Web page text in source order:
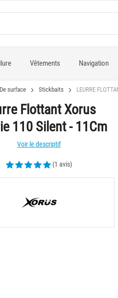
Vêtements Navigation
De surface Stickbaits LEURRE
Flottant Xorus
110 Silent - 11Cm
Voir le descriptif
(1 avis)